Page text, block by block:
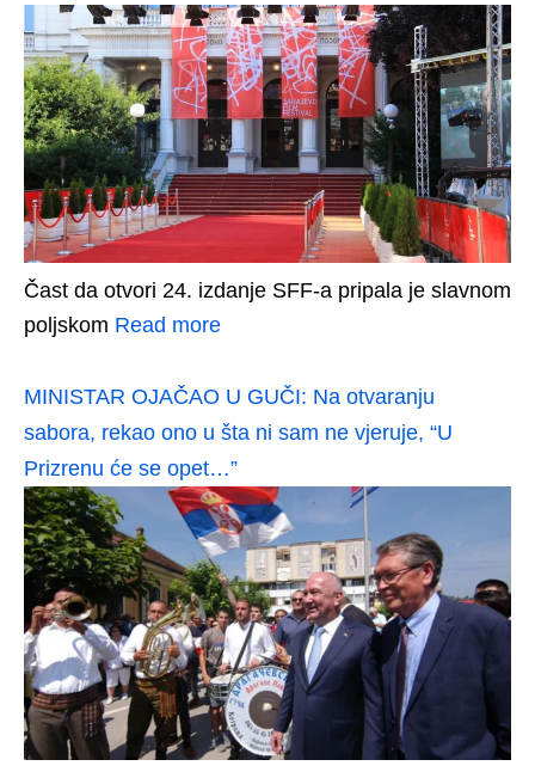
Čast da otvori 24. izdanje SFF-a pripala je slavnom
poljskom Read more
MINISTAR OJAČAO U GUČI: Na otvaranju
sabora, rekao ono u šta ni sam ne vjeruje, “U
Prizrenu će se opet…”